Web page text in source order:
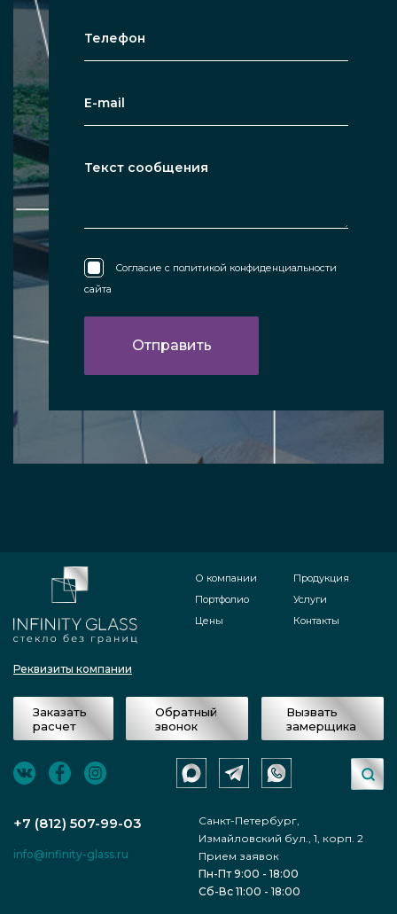
Согласие с политикой конфиденциальности
сайта
Реквизиты компании
О компании
Портфолио
Цены
Продукция
Услуги
Контакты
Заказать
расчет
Обратный
звонок
Вызвать
замерщика
+7 (812) 507-99-03
Санкт-Петербург,
Измайловский бул., 1, корп. 2
info@infinity-glass.ru
Прием заявок
Пн-Пт 9:00 - 18:00
Сб-Вс 11:00 - 18:00